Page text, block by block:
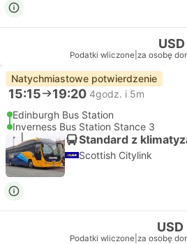
Podatki wliczone za osobę
Natychmiastowe potwierdzenie
15:15 19:20 4godz. i 5m
Edinburgh Bus Station
Inverness Bus Station Stance 3
Standard z
Scottish Citylink
Podatki wliczone za osobę